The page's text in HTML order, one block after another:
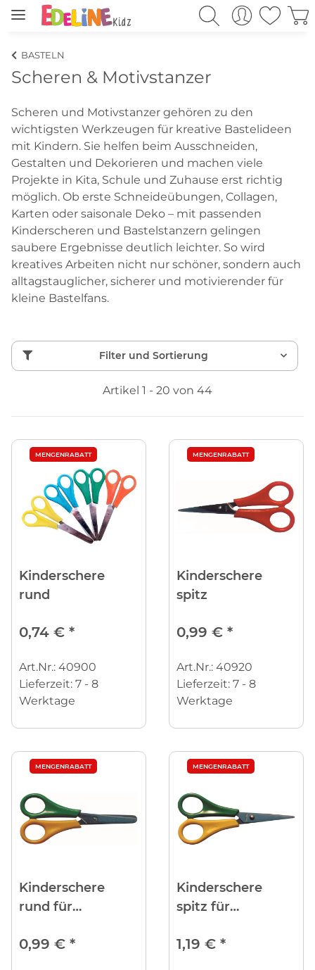
BASTELN
Scheren & Motivstanzer
Scheren und Motivstanzer gehören zu den
wichtigsten Werkzeugen für kreative Bastelideen
mit Kindern. Sie helfen beim Ausschneiden,
Gestalten und Dekorieren und machen viele
Projekte in Kita, Schule und Zuhause erst richtig
möglich. Ob erste Schneideübungen, Collagen,
Karten oder saisonale Deko – mit passenden
Kinderscheren und Bastelstanzern gelingen
saubere Ergebnisse deutlich leichter. So wird
kreatives Arbeiten nicht nur schöner, sondern auch
alltagstauglicher, sicherer und motivierender für
kleine Bastelfans.
Filter und Sortierung
Artikel 1 - 20 von 44
MENGENRABATT
Kinderschere
rund
0,74 € *
Art.Nr.: 40900
Lieferzeit: 7 - 8
Werktage
MENGENRABATT
Kinderschere
spitz
0,99 € *
Art.Nr.: 40920
Lieferzeit: 7 - 8
Werktage
MENGENRABATT
Kinderschere
rund für
0,99 € *
MENGENRABATT
Kinderschere
spitz für
1,19 € *